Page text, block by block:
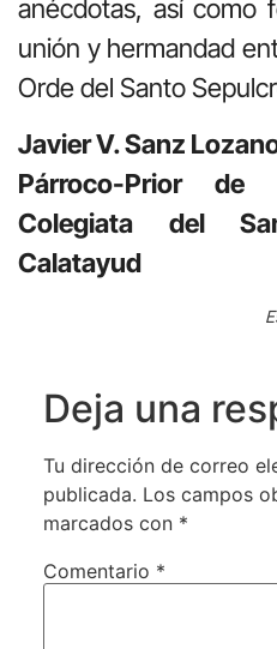
anécdotas, así como
unión y hermandad
Orde del Santo
Javier V. Sanz
Párroco-Prior
Colegiata del
Calatayud
Deja una
Tu dirección de correo
publicada. Los campos
marcados con *
Comentario *